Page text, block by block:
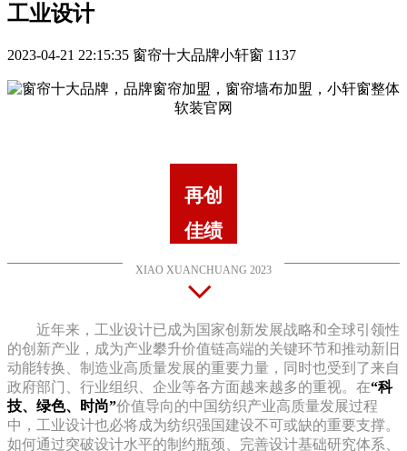
工业设计
2023-04-21 22:15:35 窗帘十大品牌小轩窗 1137
再创
佳绩
XIAO XUANCHUANG 2023
近年来，工业设计已成为国家创新发展战略和全球引领性
的创新产业，成为产业攀升价值链高端的关键环节和推动新旧
动能转换、制造业高质量发展的重要力量，同时也受到了来自
政府部门、行业组织、企业等各方面越来越多的重视。在“科
技、绿色、时尚”价值导向的中国纺织产业高质量发展过程
中，工业设计也必将成为纺织强国建设不可或缺的重要支撑。
如何通过突破设计水平的制约瓶颈、完善设计基础研究体系、